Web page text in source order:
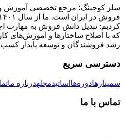
سلز کوچینگ؛ مرجع تخصصی آموزش
کردیم: تبدیل دانش فروش به مهارت
که با اصلاح ساختارها و آموزش‌های
رشد فروشندگان و توسعه پایدار
دسترسی سریع
سمینارهادوره‌ها اساتیدمجلهدرباره ما
تماس با ما